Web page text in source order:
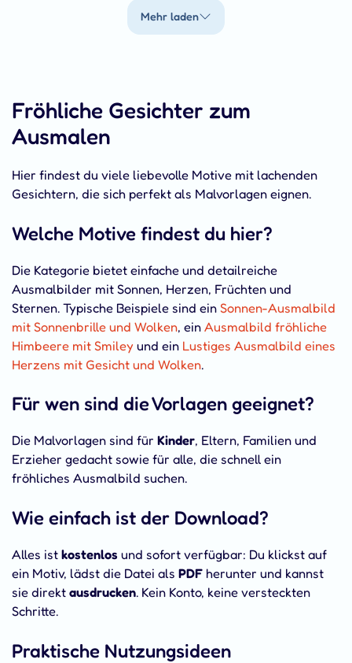
Mehr laden
Fröhliche Gesichter zum
Ausmalen
Hier findest du viele liebevolle Motive mit lachenden
Gesichtern, die sich perfekt als Malvorlagen eignen.
Welche Motive findest du hier?
Die Kategorie bietet einfache und detailreiche
Ausmalbilder mit Sonnen, Herzen, Früchten und
Sternen. Typische Beispiele sind ein Sonnen-Ausmalbild
mit Sonnenbrille und Wolken, ein Ausmalbild fröhliche
Himbeere mit Smiley und ein Lustiges Ausmalbild eines
Herzens mit Gesicht und Wolken.
Für wen sind die Vorlagen geeignet?
Die Malvorlagen sind für Kinder, Eltern, Familien und
Erzieher gedacht sowie für alle, die schnell ein
fröhliches Ausmalbild suchen.
Wie einfach ist der Download?
Alles ist kostenlos und sofort verfügbar: Du klickst auf
ein Motiv, lädst die Datei als PDF herunter und kannst
sie direkt ausdrucken. Kein Konto, keine versteckten
Schritte.
Praktische Nutzungsideen